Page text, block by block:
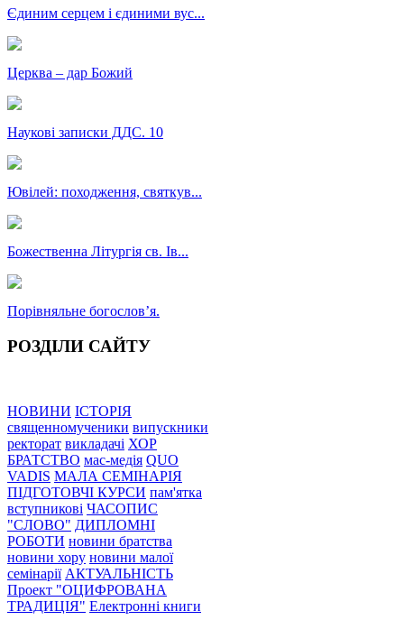
Єдиним серцем і єдиними вус...
Церква – дар Божий
Наукові записки ДДС. 10
Ювілей: походження, святкув...
Божественна Літургія св. Ів...
Порівняльне богословʼя.
РОЗДІЛИ САЙТУ
НОВИНИ ІСТОРІЯ
священномученики випускники
ректорат викладачі ХОР
БРАТСТВО мас-медія QUO
VADIS МАЛА СЕМІНАРІЯ
ПІДГОТОВЧІ КУРСИ пам'ятка
вступникові ЧАСОПИС
"СЛОВО" ДИПЛОМНІ
РОБОТИ новини братства
новини хору новини малої
семінарії АКТУАЛЬНІСТЬ
Проект "ОЦИФРОВАНА
ТРАДИЦІЯ" Електронні книги